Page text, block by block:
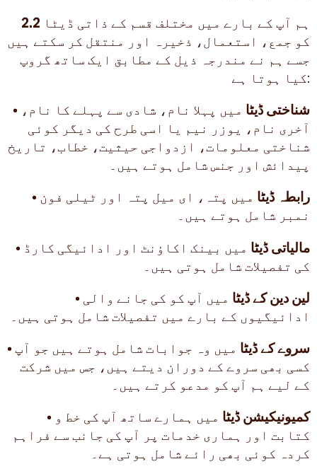
2.2 ہم آپ کے بارے میں مختلف قسم کے ذاتی ڈیٹا
کو جمع، استعمال، ذخیرہ اور منتقل کر سکتے ہیں
جسے ہم نے مندرجہ ذیل کے مطابق ایک ساتھ گروپ
کیا ہوتا ہے:
•
شناختی ڈیٹا میں پہلا نام، شادی سے پہلے کا نام،
آخری نام، یوزر نیم یا اسی طرح کی دیگر کوئی
شناختی معلومات، ازدواجی حیثیت، خطاب، تاریخ
پیدائش اور جنس شامل ہوتے ہیں۔
•
رابطہ ڈیٹا میں پتہ، ای میل پتہ اور ٹیلی فون
نمبر شامل ہوتے ہیں۔
•
مالیاتی ڈیٹا میں بینک اکاؤنٹ اور ادائیگی کارڈ
کی تفصیلات شامل ہوتی ہیں۔
•
لین دین کے ڈیٹا میں آپ کو کی جانے والی
ادائیگیوں کے بارے میں تفصیلات شامل ہوتی ہیں۔
•
سروے کے ڈیٹا میں وہ جوابات شامل ہوتے ہیں جو آپ
کسی بھی سروے کے دوران دیتے ہیں، جس میں شرکت
کے لیے ہم آپ کو مدعو کرتے ہیں۔
•
کمیونیکیشن ڈیٹا میں ہمارے ساتھ آپ کی خط و
کتابت اور ہماری خدمات پر آپ کی جانب سے فراہم
کردہ کوئی بھی رائے شامل ہوتی ہے۔